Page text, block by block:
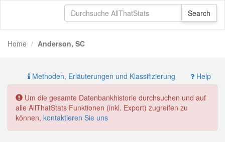
Home Anderson, SC
Methoden, Erläuterungen und Klassifizierung Help
Um die gesamte Datenbankhistorie durchsuchen und auf
alle AllThatStats Funktionen (inkl. Export) zugreifen zu
können, kontaktieren Sie uns